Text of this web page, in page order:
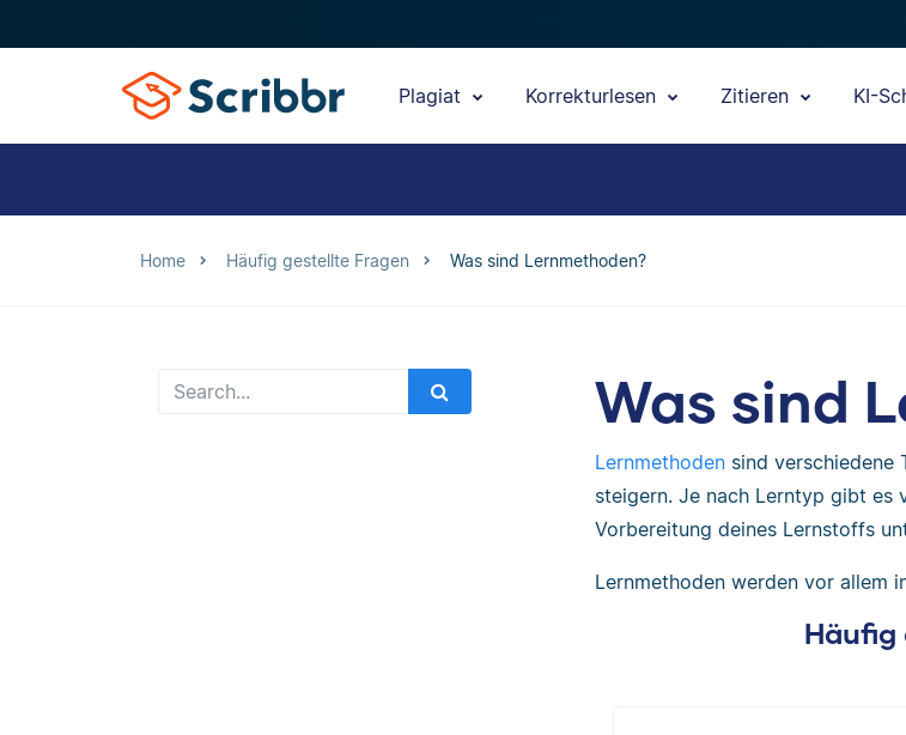
Plagiat Korrekturlesen Zitieren KI-
Home Häufig gestellte Fragen Was sind Lernmethoden?
Was sind
Lernmethodensind verschiedene
steigern. Je nach Lerntyp gibt es
Vorbereitung deines Lernstoffs
Lernmethoden werden vor allem
Häufig